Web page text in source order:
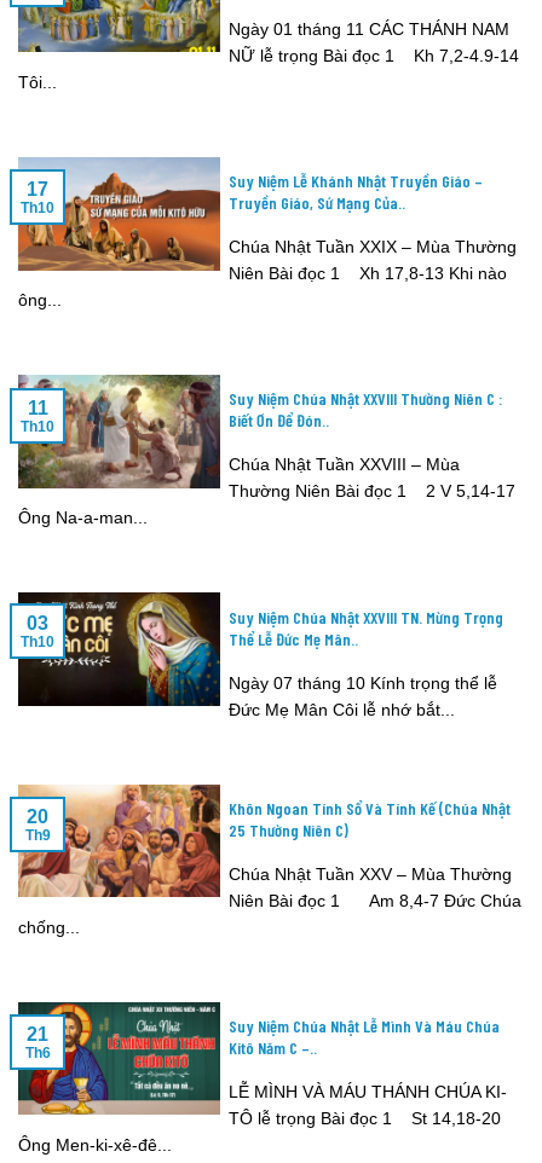
Ngày 01 tháng 11 CÁC THÁNH NAM
NỮ lễ trọng Bài đọc 1 Kh 7,2-4.9-14
Tôi...
Suy Niệm Lễ Khánh Nhật Truyền Giáo –
Truyền Giáo, Sứ Mạng Của..
Chúa Nhật Tuần XXIX – Mùa Thường
Niên Bài đọc 1 Xh 17,8-13 Khi nào
ông...
17
Th10
Suy Niệm Chúa Nhật XXVIII Thường Niên C :
Biết Ơn Để Đón..
Chúa Nhật Tuần XXVIII – Mùa
Thường Niên Bài đọc 1 2 V 5,14-17
Ông Na-a-man...
11
Th10
Suy Niệm Chúa Nhật XXVIII TN. Mừng Trọng
Thể Lễ Đức Mẹ Mân..
Ngày 07 tháng 10 Kính trọng thể lễ
Đức Mẹ Mân Côi lễ nhớ bắt...
03
Th10
Khôn Ngoan Tính Sổ Và Tính Kế (Chúa Nhật
25 Thường Niên C)
Chúa Nhật Tuần XXV – Mùa Thường
Niên Bài đọc 1 Am 8,4-7 Đức Chúa
chống...
20
Th9
Suy Niệm Chúa Nhật Lễ Mình Và Máu Chúa
Kitô Năm C –..
LỄ MÌNH VÀ MÁU THÁNH CHÚA KI-
TÔ lễ trọng Bài đọc 1 St 14,18-20
Ông Men-ki-xê-đê...
21
Th6